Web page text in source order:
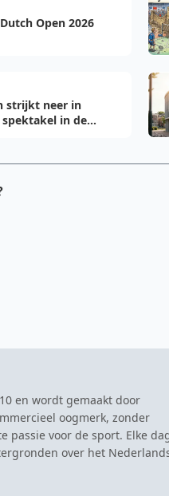
Open 2026
strijkt neer in
in de
en wordt gemaakt door
oogmerk, zonder
passie voor de sport. Elke
over het